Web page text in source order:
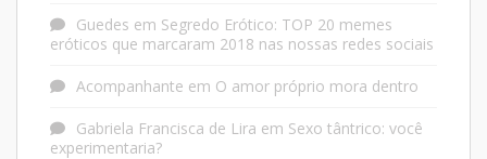
Guedes em Segredo Erótico: TOP 20 memes
eróticos que marcaram 2018 nas nossas redes sociais
Acompanhante em O amor próprio mora dentro
Gabriela Francisca de Lira em Sexo tântrico: você
experimentaria?